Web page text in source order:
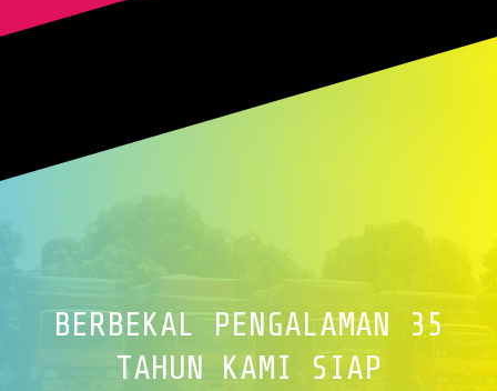
BERBEKAL PENGALAMAN 35
TAHUN KAMI SIAP